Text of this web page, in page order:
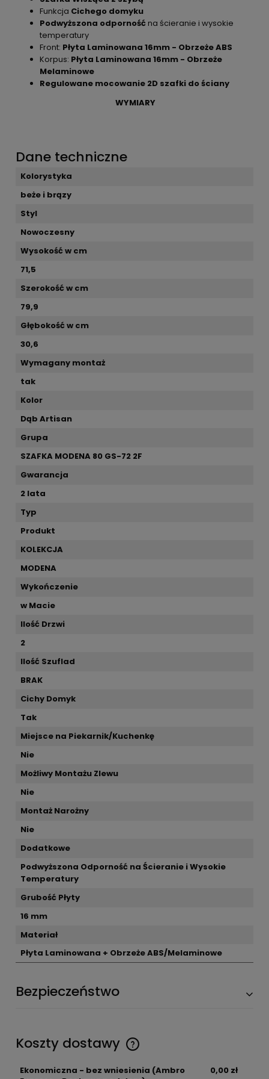
Funkcja Cichego domyku
Podwyższona odporność na ścieranie i wysokie
temperatury
Front: Płyta Laminowana 16mm - Obrzeże ABS
Korpus: Płyta Laminowana 16mm - Obrzeże
Melaminowe
Regulowane mocowanie 2D szafki do ściany
WYMIARY
Dane techniczne
Kolorystyka
beże i brązy
Styl
Nowoczesny
Wysokość w cm
71,5
Szerokość w cm
79,9
Głębokość w cm
30,6
Wymagany montaż
tak
Kolor
Dąb Artisan
Grupa
SZAFKA MODENA 80 GS-72 2F
Gwarancja
2 lata
Typ
Produkt
KOLEKCJA
MODENA
Wykończenie
w Macie
Ilość Drzwi
2
Ilość Szuflad
BRAK
Cichy Domyk
Tak
Miejsce na Piekarnik/Kuchenkę
Nie
Możliwy Montażu Zlewu
Nie
Montaż Narożny
Nie
Dodatkowe
Podwyższona Odporność na Ścieranie i Wysokie
Temperatury
Grubość Płyty
16 mm
Materiał
Płyta Laminowana + Obrzeże ABS/Melaminowe
Bezpieczeństwo
Koszty dostawy
Ekonomiczna - bez wniesienia (Ambro
0,00 zł